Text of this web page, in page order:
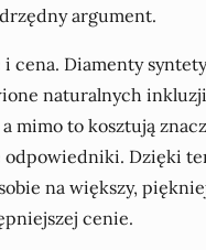
argument.
i cena. Diamenty
naturalnych
mimo to kosztują
Dzięki
na większy,
cenie.